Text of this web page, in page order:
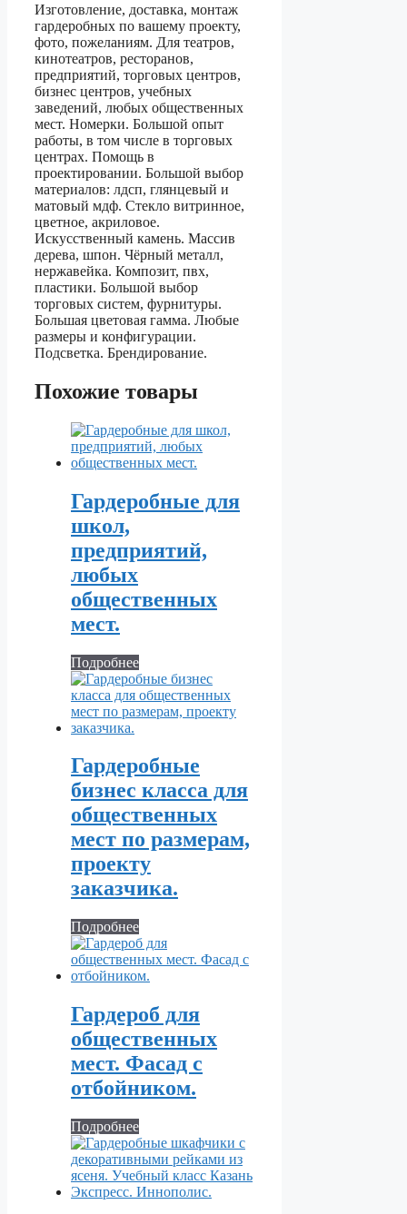
Изготовление, доставка, монтаж
гардеробных по вашему проекту,
фото, пожеланиям. Для театров,
кинотеатров, ресторанов,
предприятий, торговых центров,
бизнес центров, учебных
заведений, любых общественных
мест. Номерки. Большой опыт
работы, в том числе в торговых
центрах. Помощь в
проектировании. Большой выбор
материалов: лдсп, глянцевый и
матовый мдф. Стекло витринное,
цветное, акриловое.
Искусственный камень. Массив
дерева, шпон. Чёрный металл,
нержавейка. Композит, пвх,
пластики. Большой выбор
торговых систем, фурнитуры.
Большая цветовая гамма. Любые
размеры и конфигурации.
Подсветка. Брендирование.
Похожие товары
Гардеробные для
школ,
предприятий,
любых
общественных
мест.
Подробнее
Гардеробные
бизнес класса для
общественных
мест по размерам,
проекту
заказчика.
Подробнее
Гардероб для
общественных
мест. Фасад с
отбойником.
Подробнее